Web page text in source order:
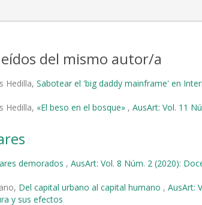
del mismo autor/a
Hedilla, Sabotear el 'big daddy mainframe' en
Hedilla, «El beso en el bosque» , AusArt: Vol. 11
demorados , AusArt: Vol. 8 Núm. 2 (2020):
Del capital urbano al capital humano , AusArt:
y sus efectos